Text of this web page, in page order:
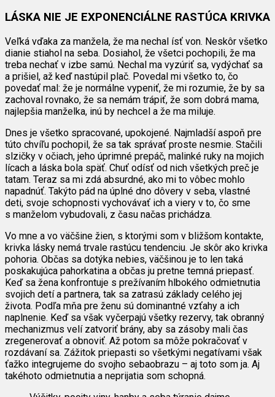
LÁSKA NIE JE EXPONENCIÁLNE RASTÚCA KRIVKA
Veľká vďaka za manžela, že ma nechal ísť von. Neskôr všetko
dianie stiahol na seba. Dosiahol, že všetci pochopili, že ma
treba nechať v izbe samú. Nechal ma vyzúriť sa, vydýchať sa
a prišiel, až keď nastúpil plač. Povedal mi všetko to, čo
povedať mal: že je normálne vypeniť, že mi rozumie, že by sa
zachoval rovnako, že sa nemám trápiť, že som dobrá mama,
najlepšia manželka, inú by nechcel a že ma miluje.
Dnes je všetko spracované, upokojené. Najmladší aspoň pre
túto chvíľu pochopil, že sa tak správať proste nesmie. Stačili
slzičky v očiach, jeho úprimné prepáč, malinké ruky na mojich
lícach a láska bola späť. Chuť odísť od nich všetkých preč je
tatam. Teraz sa mi zdá absurdné, ako mi to vôbec mohlo
napadnúť. Takýto pád na úplné dno dôvery v seba, vlastné
deti, svoje schopnosti vychovávať ich a viery v to, čo sme
s manželom vybudovali, z času načas prichádza.
Vo mne a vo väčšine žien, s ktorými som v bližšom kontakte,
krivka lásky nemá trvale rastúcu tendenciu. Je skôr ako krivka
pohoria. Občas sa dotýka nebies, väčšinou je to len taká
poskakujúca pahorkatina a občas ju pretne temná priepasť.
Keď sa žena konfrontuje s prežívaním hlbokého odmietnutia
svojich detí a partnera, tak sa zatrasú základy celého jej
života. Podľa mňa pre ženu sú dominantné vzťahy a ich
naplnenie. Keď sa však vyčerpajú všetky rezervy, tak obranný
mechanizmus velí zatvoriť brány, aby sa zásoby mali čas
zregenerovať a obnoviť. Až potom sa môže pokračovať v
rozdávaní sa. Zážitok priepasti so všetkými negatívami však
ťažko integrujeme do svojho sebaobrazu – aj toto som ja. Aj
takéhoto odmietnutia a neprijatia som schopná.